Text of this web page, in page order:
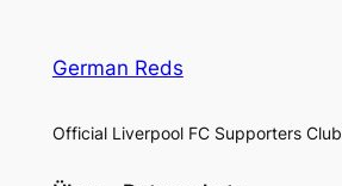
German Reds
Official Liverpool FC Supporters Club